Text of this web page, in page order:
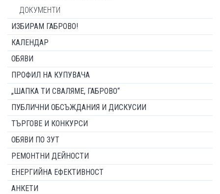
ДОКУМЕНТИ
ИЗБИРАМ ГАБРОВО!
КАЛЕНДАР
ОБЯВИ
ПРОФИЛ НА КУПУВАЧА
„ШАПКА ТИ СВАЛЯМЕ, ГАБРОВО“
ПУБЛИЧНИ ОБСЪЖДАНИЯ И ДИСКУСИИ
ТЪРГОВЕ И КОНКУРСИ
ОБЯВИ ПО ЗУТ
РЕМОНТНИ ДЕЙНОСТИ
ЕНЕРГИЙНА ЕФЕКТИВНОСТ
АНКЕТИ